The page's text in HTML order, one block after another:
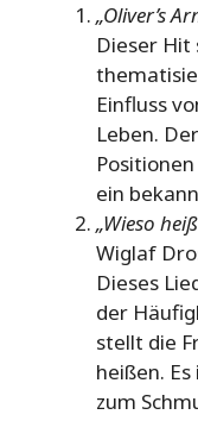
„Oliver’s
Dieser Hit
Einfluss
Leben.
ein
„Wieso
Wiglaf
Dieses
der
stellt die
heißen.
zum